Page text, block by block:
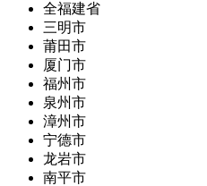
全福建省
三明市
莆田市
厦门市
福州市
泉州市
漳州市
宁德市
龙岩市
南平市